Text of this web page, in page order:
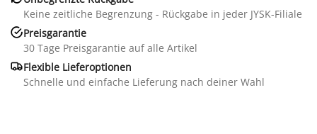
Keine zeitliche Begrenzung - Rückgabe in jeder JYSK-Filiale
Preisgarantie
30 Tage Preisgarantie auf alle Artikel
Flexible Lieferoptionen
Schnelle und einfache Lieferung nach deiner Wahl